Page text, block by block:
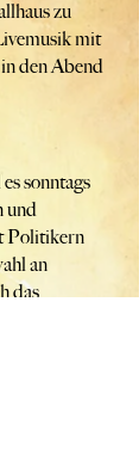
zu
mit
den Abend
sonntags
und
Politikern
an
das